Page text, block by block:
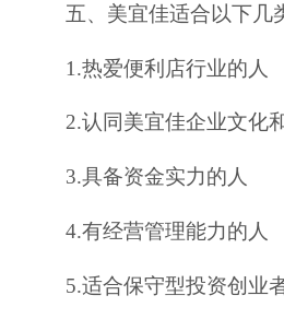
五、美宜佳适合以下几
1.热爱便利店行业的人
2.认同美宜佳企业文化和
3.具备资金实力的人
4.有经营管理能力的人
5.适合保守型投资创业